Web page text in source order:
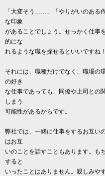
「大変そう……」「やりがいのある
な印象
があることでしょう。せっかく仕事
的にな
れるような職を探せるといいですね！
それには、職種だけでなく、職場の
の好き
な仕事であっても、同僚や上司との
しまう
可能性があるからです。
弊社では、一緒に仕事をするお互い
はお互
いのことを話すこともあります。も
すると
いったことはありません。親しみや